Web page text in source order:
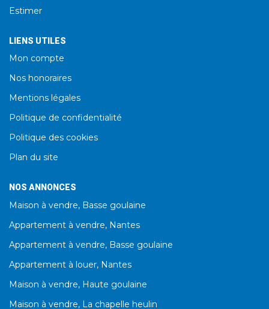
Estimer
LIENS UTILES
Mon compte
Nos honoraires
Mentions légales
Politique de confidentialité
Politique des cookies
Plan du site
NOS ANNONCES
Maison à vendre, Basse goulaine
Appartement à vendre, Nantes
Appartement à vendre, Basse goulaine
Appartement à louer, Nantes
Maison à vendre, Haute goulaine
Maison à vendre, La chapelle heulin